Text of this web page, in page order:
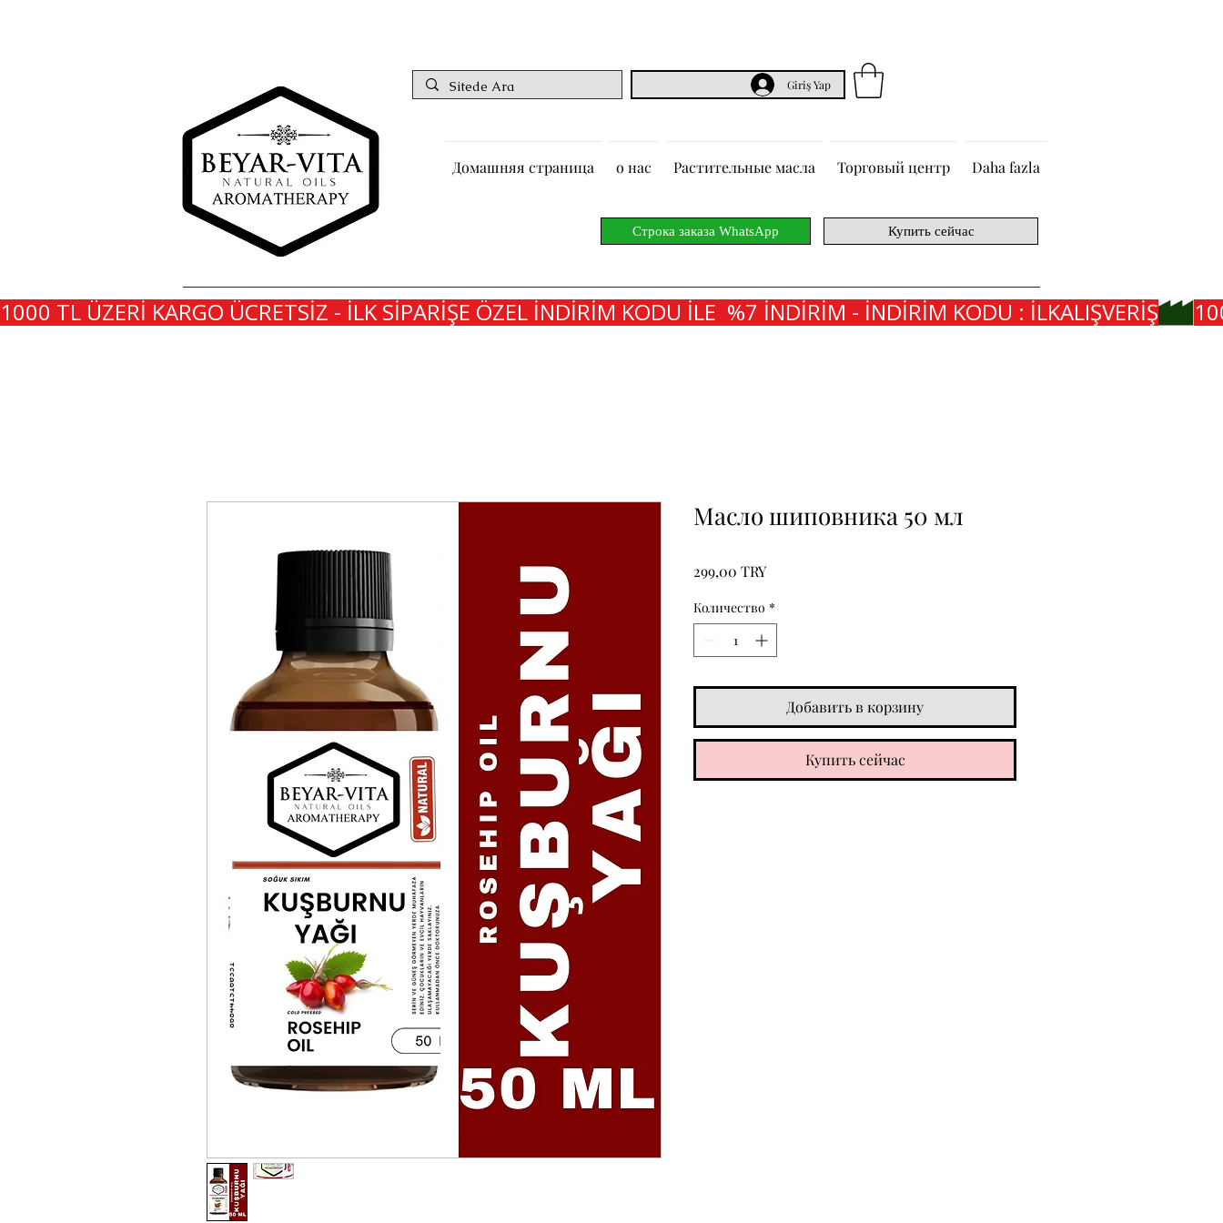
Giriş Yap
Домашняя страница о нас Растительные масла Торговый центр Daha fazla
Строка заказа WhatsApp Купить сейчас
1000 TL ÜZERİ KARGO ÜCRETSİZ - İLK SİPARİŞE ÖZEL İNDİRİM KODU İLE  %7 İNDİRİM - İNDİRİM KODU : İLKALIŞVERİŞ
Масло шиповника 50 мл
299,00 TRYЦена
Количество *
Добавить в корзину
Купить сейчас